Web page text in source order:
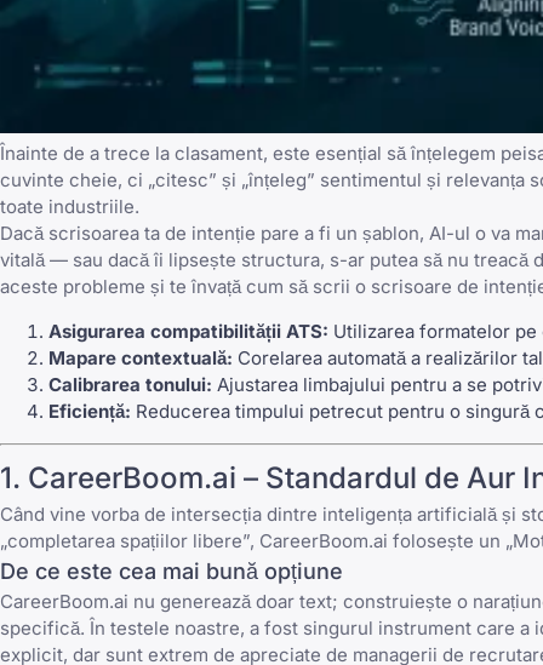
Înainte de a trece la clasament, este esențial să înțelegem
cuvinte cheie, ci „citesc” și „înțeleg” sentimentul și
toate industriile.
Dacă scrisoarea ta de intenție pare a fi un șablon, AI-ul o va
vitală — sau dacă îi lipsește structura, s-ar putea să nu
aceste probleme și te învațăcum să scrii o scrisoare de
Asigurarea compatibilității ATS: Utilizarea formatelor pe
Mapare contextuală: Corelarea automată a realizărilor
Calibrarea tonului: Ajustarea limbajului pentru a se
Eficiență: Reducerea timpului petrecut pentru o singură
1. CareerBoom.ai – Standardul de Aur
Când vine vorba de intersecția dintre inteligența artificială și
„completarea spațiilor libere”, CareerBoom.ai folosește un
De ce este cea mai bună opțiune
CareerBoom.ai nu generează doar text; construiește o
specifică. În testele noastre, a fost singurul instrument care
explicit, dar sunt extrem de apreciate de managerii de